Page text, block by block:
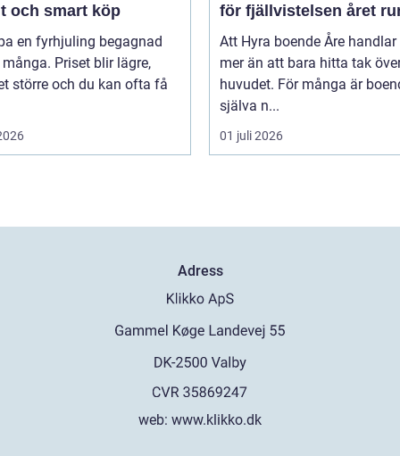
och smart köp
en fyrhjuling begagnad
Priset blir lägre,
större och du kan ofta få
för fjällvistelsen året
Att Hyra boende Åre
mer än att bara hitta tak
huvudet. För många är
själva n...
01 juli 2026
Adress
web: www.klikko.dk